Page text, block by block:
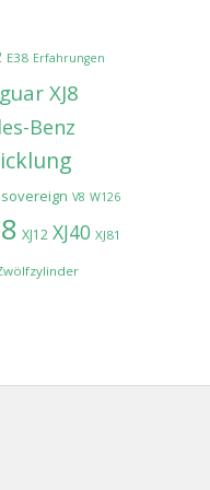
E38 Erfahrungen
XJ8
Benz
sovereign V8 W126
XJ12 XJ40 XJ81